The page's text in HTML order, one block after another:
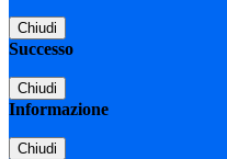
Chiudi
Successo
Chiudi
Informazione
Chiudi